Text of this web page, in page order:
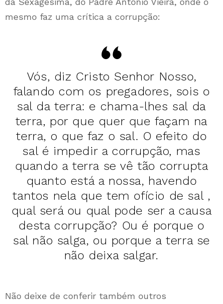
mesmo faz uma crítica a corrupção:
Vós, diz Cristo Senhor Nosso,
falando com os pregadores, sois o
sal da terra: e chama-lhes sal da
terra, por que quer que façam na
terra, o que faz o sal. O efeito do
sal é impedir a corrupção, mas
quando a terra se vê tão corrupta
quanto está a nossa, havendo
tantos nela que tem ofício de sal ,
qual será ou qual pode ser a causa
desta corrupção? Ou é porque o
sal não salga, ou porque a terra se
não deixa salgar.
Não deixe de conferir também outros